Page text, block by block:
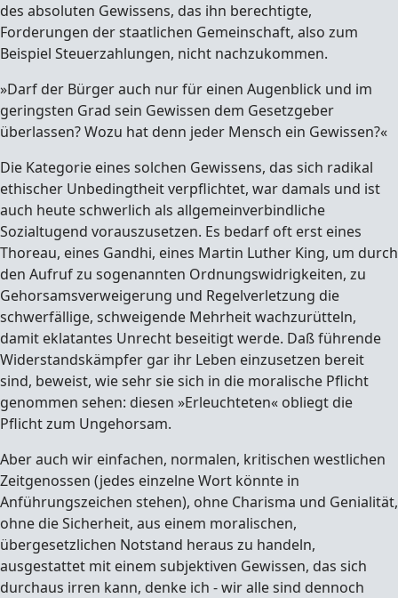
des absoluten Gewissens, das ihn berechtigte,
Forderungen der staatlichen Gemeinschaft, also zum
Beispiel Steuerzahlungen, nicht nachzukommen.
»Darf der Bürger auch nur für einen Augenblick und im
geringsten Grad sein Gewissen dem Gesetzgeber
überlassen? Wozu hat denn jeder Mensch ein Gewissen?«
Die Kategorie eines solchen Gewissens, das sich radikal
ethischer Unbedingtheit verpflichtet, war damals und ist
auch heute schwerlich als allgemeinverbindliche
Sozialtugend vorauszusetzen. Es bedarf oft erst eines
Thoreau, eines Gandhi, eines Martin Luther King, um durch
den Aufruf zu sogenannten Ordnungswidrigkeiten, zu
Gehorsamsverweigerung und Regelverletzung die
schwerfällige, schweigende Mehrheit wachzurütteln,
damit eklatantes Unrecht beseitigt werde. Daß führende
Widerstandskämpfer gar ihr Leben einzusetzen bereit
sind, beweist, wie sehr sie sich in die moralische Pflicht
genommen sehen: diesen »Erleuchteten« obliegt die
Pflicht zum Ungehorsam.
Aber auch wir einfachen, normalen, kritischen westlichen
Zeitgenossen (jedes einzelne Wort könnte in
Anführungszeichen stehen), ohne Charisma und Genialität,
ohne die Sicherheit, aus einem moralischen,
übergesetzlichen Notstand heraus zu handeln,
ausgestattet mit einem subjektiven Gewissen, das sich
durchaus irren kann, denke ich - wir alle sind dennoch